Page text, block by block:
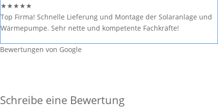
★★★★★
Top Firma! Schnelle Lieferung und Montage der Solaranlage und
Wärmepumpe. Sehr nette und kompetente Fachkräfte!
Bewertungen von Google
Schreibe eine Bewertung